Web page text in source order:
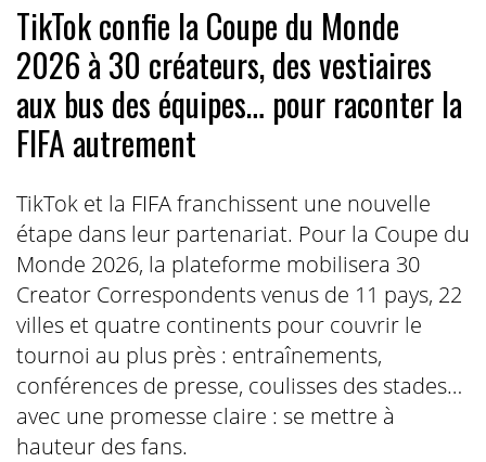
TikTok confie la Coupe du Monde
2026 à 30 créateurs, des vestiaires
aux bus des équipes… pour raconter la
FIFA autrement
TikTok et la FIFA franchissent une nouvelle
étape dans leur partenariat. Pour la Coupe du
Monde 2026, la plateforme mobilisera 30
Creator Correspondents venus de 11 pays, 22
villes et quatre continents pour couvrir le
tournoi au plus près : entraînements,
conférences de presse, coulisses des stades…
avec une promesse claire : se mettre à
hauteur des fans.